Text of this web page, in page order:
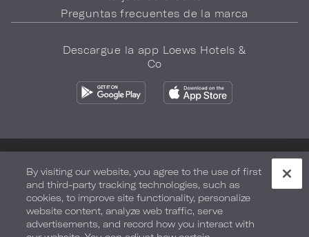
Preguntas frecuentes de la marca
Descargue la app Loews Hotels &
Co
Seguridad y bienestar Términos de Uso Accesibilidad
Mapa del sitio Sus opciones de privacidad
By visiting our website, you agree to the use of first
and third-party tracking technologies, such as
cookies, to improve site functionality, personalize
website content, analyze web traffic, serve
advertisements, and record how you interact with